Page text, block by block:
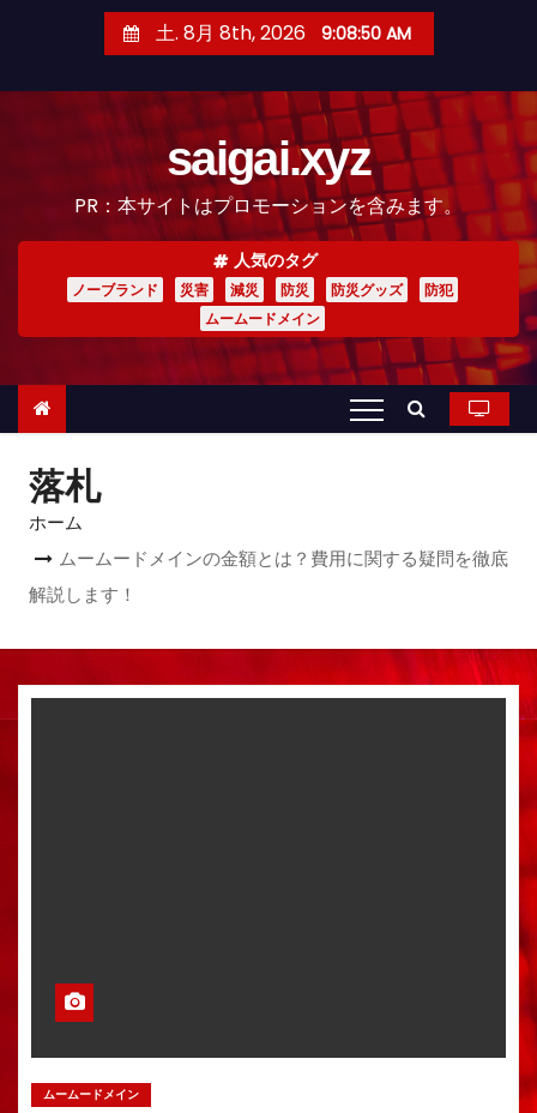
土. 8月 8th, 2026 9:08:51 AM
saigai.xyz
PR：本サイトはプロモーションを含みます。
人気のタグ
ノーブランド 災害 減災 防災 防災グッズ
防犯
ムームードメイン
落札
ホーム
ムームードメインの金額とは？費用に関する疑問を徹底
解説します！
ムームードメイン